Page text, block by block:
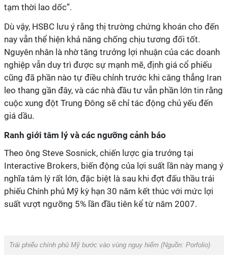
tạm thời lao dốc”.
Dù vậy, HSBC lưu ý rằng thị trường chứng khoán cho đến
nay vẫn thể hiện khả năng chống chịu tương đối tốt.
Nguyên nhân là nhờ tăng trưởng lợi nhuận của các doanh
nghiệp vẫn duy trì được sự mạnh mẽ, định giá cổ phiếu
cũng đã phần nào tự điều chỉnh trước khi căng thẳng Iran
leo thang gần đây, và các nhà đầu tư vẫn phần lớn tin rằng
cuộc xung đột Trung Đông sẽ chỉ tác động chủ yếu đến
giá dầu.
Ranh giới tâm lý và các ngưỡng cảnh báo
Theo ông Steve Sosnick, chiến lược gia trưởng tại
Interactive Brokers, biến động của lợi suất lần này mang ý
nghĩa tâm lý rất lớn, đặc biệt là sau khi đợt đấu thầu trái
phiếu Chính phủ Mỹ kỳ hạn 30 năm kết thúc với mức lợi
suất vượt ngưỡng 5% lần đầu tiên kể từ năm 2007.
Trái phiếu chính phủ Mỹ bước vào vùng nguy hiểm (Nguồn: Porfolio)